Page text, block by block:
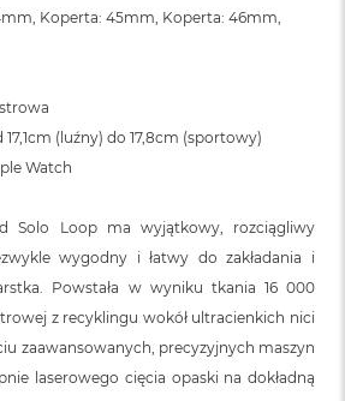
Koperta: 45mm, Koperta: 46mm,
17,1cm (luźny) do 17,8cm (sportowy)
Watch
Solo Loop ma wyjątkowy, rozciągliwy
wygodny i łatwy do zakładania i
Powstała w wyniku tkania 16 000
z recyklingu wokół ultracienkich nici
zaawansowanych, precyzyjnych maszyn
laserowego cięcia opaski na dokładną